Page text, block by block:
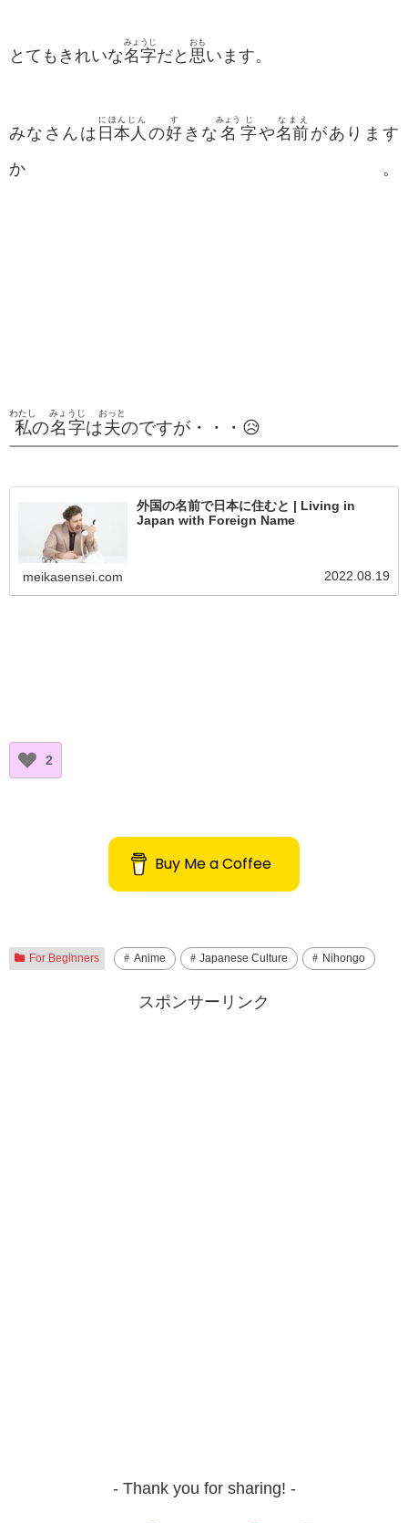
とてもきれいな名字
みょうじ
だと 思
おも
います。
みなさんは 日本人
にほんじん
の好
す
きな 名
みょう
字
じ
や名前
なまえ
があります
か。
私
わたし
の名字
みょうじ
は夫
おっと
のですが・・・😥
外国の名前で日本に住むと | Living in
Japan with Foreign Name
meikasensei.com 2022.08.19
2
Buy Me a Coffee
For Beginners Anime Japanese Culture Nihongo
スポンサーリンク
- Thank you for sharing! -